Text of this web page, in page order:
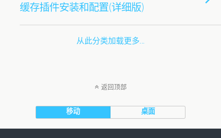
缓存插件安装和配置(详细版)
从此分类加载更多…
返回顶部
移动 桌面